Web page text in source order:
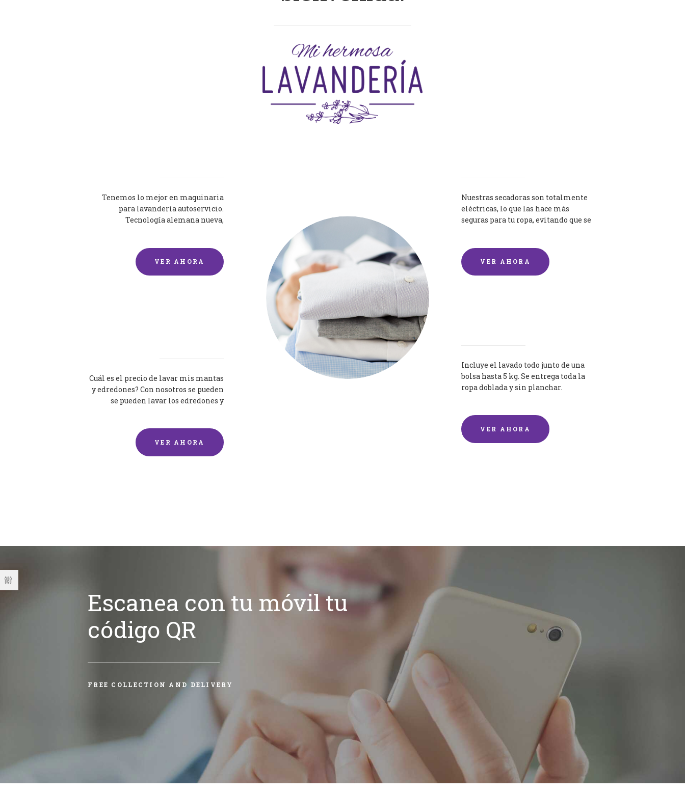
Tenemos lo mejor en maquinaria
para lavandería autoservicio.
Tecnología alemana nueva,
VER AHORA
Nuestras secadoras son totalmente
eléctricas, lo que las hace más
seguras para tu ropa, evitando que se
VER AHORA
Cuál es el precio de lavar mis mantas
y edredones? Con nosotros se pueden
se pueden lavar los edredones y
VER AHORA
Incluye el lavado todo junto de una
bolsa hasta 5 kg. Se entrega toda la
ropa doblada y sin planchar.
VER AHORA
Escanea con tu móvil tu
código QR
FREE COLLECTION AND DELIVERY